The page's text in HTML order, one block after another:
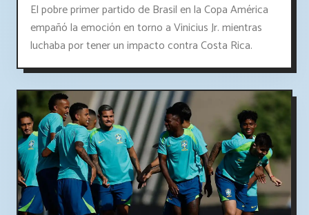
El pobre primer partido de Brasil en la Copa América
empañó la emoción en torno a Vinicius Jr. mientras
luchaba por tener un impacto contra Costa Rica.